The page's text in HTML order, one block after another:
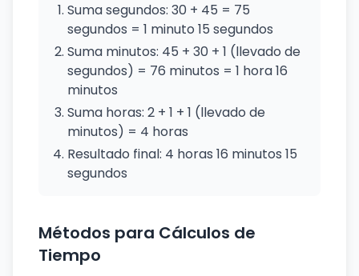
Suma segundos: 30 + 45 = 75
segundos = 1 minuto 15 segundos
Suma minutos: 45 + 30 + 1 (llevado de
segundos) = 76 minutos = 1 hora 16
minutos
Suma horas: 2 + 1 + 1 (llevado de
minutos) = 4 horas
Resultado final: 4 horas 16 minutos 15
segundos
Métodos para Cálculos de
Tiempo